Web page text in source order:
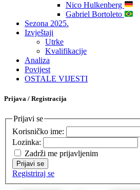
Nico Hulkenberg
Gabriel Bortoleto
Sezona 2025.
Izvještaji
Utrke
Kvalifikacije
Analiza
Povijest
OSTALE VIJESTI
Prijava / Registracija
Prijavi se
Korisničko ime:
Lozinka:
Zadrži me prijavljenim
Prijavi se
Registriraj se